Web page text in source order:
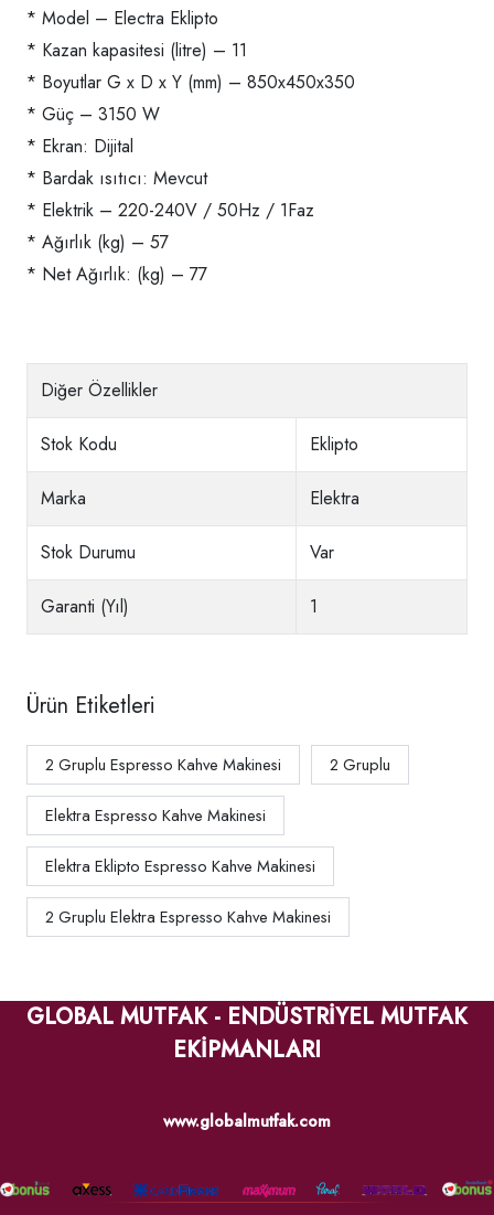
* Model – Electra Eklipto
* Kazan kapasitesi (litre) – 11
* Boyutlar G x D x Y (mm) – 850x450x350
* Güç – 3150 W
* Ekran: Dijital
* Bardak ısıtıcı: Mevcut
* Elektrik – 220-240V / 50Hz / 1Faz
* Ağırlık (kg) – 57
* Net Ağırlık: (kg) – 77
Diğer Özellikler
Stok Kodu Eklipto
Marka Elektra
Stok Durumu Var
Garanti (Yıl) 1
Ürün Etiketleri
2 Gruplu Espresso Kahve Makinesi 2 Gruplu
Elektra Espresso Kahve Makinesi
Elektra Eklipto Espresso Kahve Makinesi
2 Gruplu Elektra Espresso Kahve Makinesi
GLOBAL MUTFAK - ENDÜSTRİYEL MUTFAK
EKİPMANLARI
www.globalmutfak.com